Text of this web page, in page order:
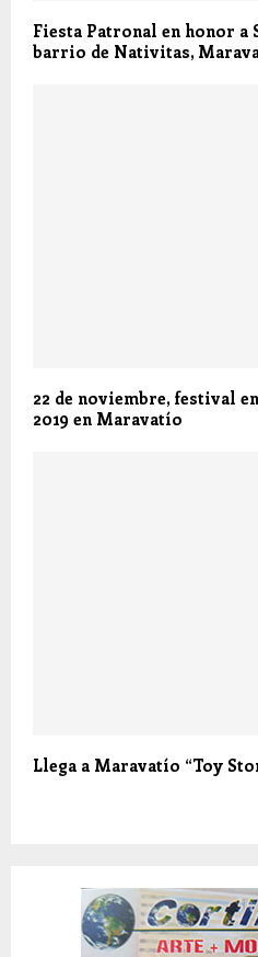
Fiesta Patronal en honor a
barrio de Nativitas,
22 de noviembre, festival
2019 en Maravatío
Llega a Maravatío “Toy